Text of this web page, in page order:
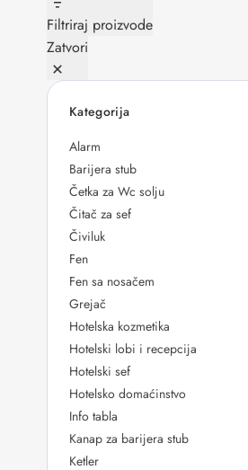
Filtriraj proizvode
Zatvori
Kategorija
Alarm
Barijera stub
Četka za Wc solju
Čitač za sef
Čiviluk
Fen
Fen sa nosačem
Grejač
Hotelska kozmetika
Hotelski lobi i recepcija
Hotelski sef
Hotelsko domaćinstvo
Info tabla
Kanap za barijera stub
Ketler